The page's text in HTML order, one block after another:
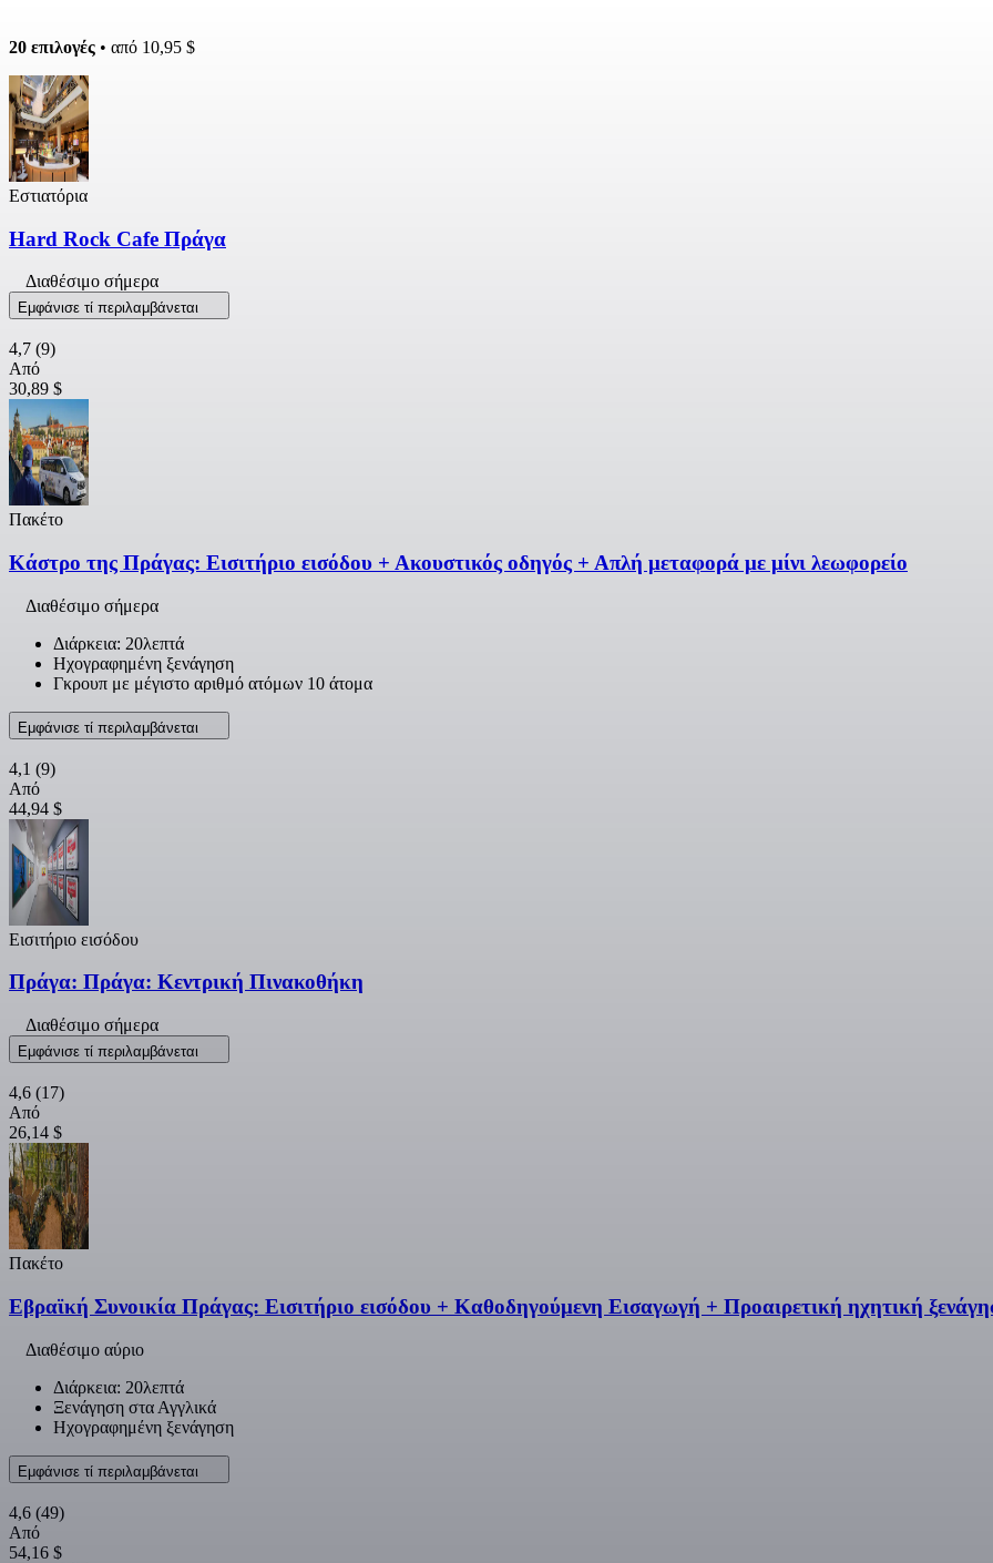
20 επιλογές • από 10,95 $
Εστιατόρια
Hard Rock Cafe Πράγα
Διαθέσιμο σήμερα
Εμφάνισε τί περιλαμβάνεται
4,7 (9)
Από
30,89 $
Πακέτο
Κάστρο της Πράγας: Εισιτήριο εισόδου + Ακουστικός οδηγός + Απλή μεταφορά με μίνι λεωφορείο
Διαθέσιμο σήμερα
Διάρκεια: 20λεπτά
Ηχογραφημένη ξενάγηση
Γκρουπ με μέγιστο αριθμό ατόμων 10 άτομα
Εμφάνισε τί περιλαμβάνεται
4,1 (9)
Από
44,94 $
Εισιτήριο εισόδου
Πράγα: Πράγα: Κεντρική Πινακοθήκη
Διαθέσιμο σήμερα
Εμφάνισε τί περιλαμβάνεται
4,6 (17)
Από
26,14 $
Πακέτο
Εβραϊκή Συνοικία Πράγας: Εισιτήριο εισόδου + Καθοδηγούμενη Εισαγωγή + Προαιρετική ηχητική
Διαθέσιμο αύριο
Διάρκεια: 20λεπτά
Ξενάγηση στα Αγγλικά
Ηχογραφημένη ξενάγηση
Εμφάνισε τί περιλαμβάνεται
4,6 (49)
Από
54,16 $